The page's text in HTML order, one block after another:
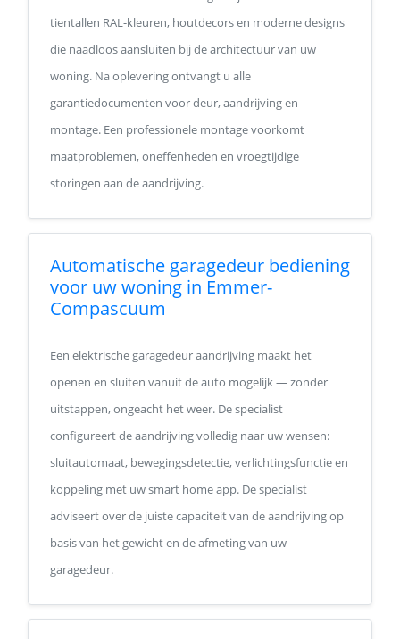
tientallen RAL-kleuren, houtdecors en moderne designs
die naadloos aansluiten bij de architectuur van uw
woning. Na oplevering ontvangt u alle
garantiedocumenten voor deur, aandrijving en
montage. Een professionele montage voorkomt
maatproblemen, oneffenheden en vroegtijdige
storingen aan de aandrijving.
Automatische garagedeur bediening
voor uw woning in Emmer-
Compascuum
Een elektrische garagedeur aandrijving maakt het
openen en sluiten vanuit de auto mogelijk — zonder
uitstappen, ongeacht het weer. De specialist
configureert de aandrijving volledig naar uw wensen:
sluitautomaat, bewegingsdetectie, verlichtingsfunctie en
koppeling met uw smart home app. De specialist
adviseert over de juiste capaciteit van de aandrijving op
basis van het gewicht en de afmeting van uw
garagedeur.